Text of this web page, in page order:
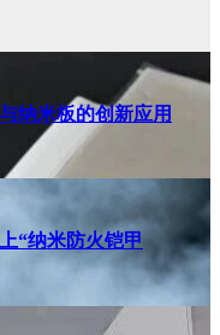
纳米板的创新应用
“纳米防火铠甲